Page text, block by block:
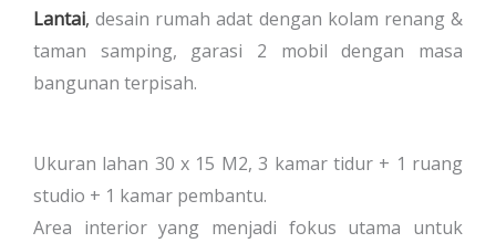
Lantai, desain rumah adat dengan kolam renang &
taman samping, garasi 2 mobil dengan masa
bangunan terpisah.
Ukuran lahan 30 x 15 M2, 3 kamar tidur + 1 ruang
studio + 1 kamar pembantu.
Area interior yang menjadi fokus utama untuk